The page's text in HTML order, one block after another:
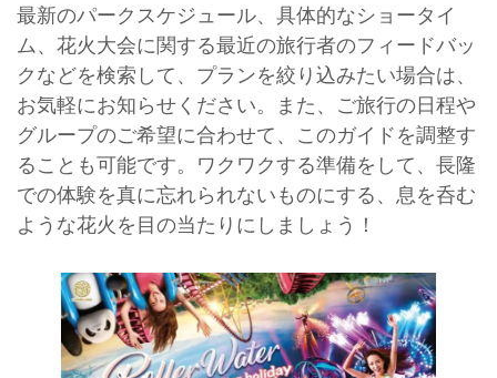
最新のパークスケジュール、具体的なショータイ
ム、花火大会に関する最近の旅行者のフィードバッ
クなどを検索して、プランを絞り込みたい場合は、
お気軽にお知らせください。また、ご旅行の日程や
グループのご希望に合わせて、このガイドを調整す
ることも可能です。ワクワクする準備をして、長隆
での体験を真に忘れられないものにする、息を呑む
ような花火を目の当たりにしましょう！